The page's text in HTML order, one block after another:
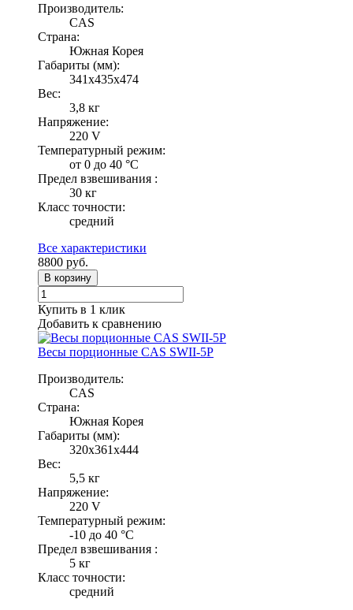
Производитель:
CAS
Страна:
Южная Корея
Габариты (мм):
341x435x474
Вес:
3,8 кг
Напряжение:
220 V
Температурный режим:
от 0 до 40 °С
Предел взвешивания :
30 кг
Класс точности:
средний
Все характеристики
8800 руб.
В корзину
Купить в 1 клик
Добавить к сравнению
Весы порционные CAS SWII-5P
Производитель:
CAS
Страна:
Южная Корея
Габариты (мм):
320х361х444
Вес:
5,5 кг
Напряжение:
220 V
Температурный режим:
-10 до 40 °С
Предел взвешивания :
5 кг
Класс точности:
средний